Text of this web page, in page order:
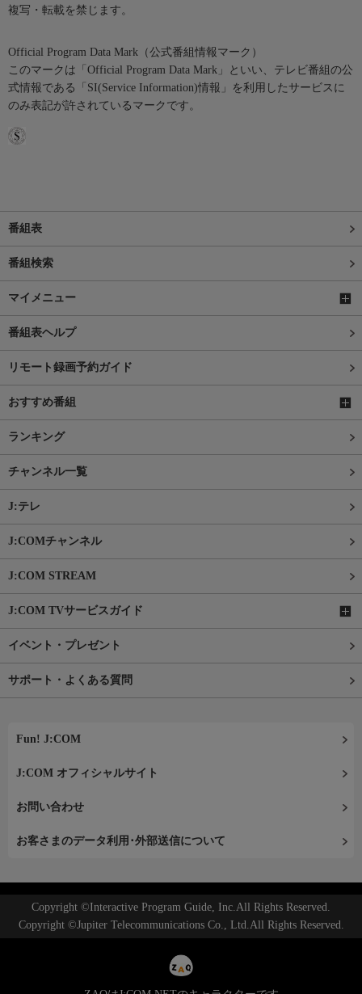
複写・転載を禁じます。
Official Program Data Mark（公式番組情報マーク）
このマークは「Official Program Data Mark」といい、テレビ番組の公
式情報である「SI(Service Information)情報」を利用したサービスに
のみ表記が許されているマークです。
番組表
番組検索
マイメニュー
番組表ヘルプ
リモート録画予約ガイド
おすすめ番組
ランキング
チャンネル一覧
J:テレ
J:COMチャンネル
J:COM STREAM
J:COM TVサービスガイド
イベント・プレゼント
サポート・よくある質問
Fun! J:COM
J:COM オフィシャルサイト
お問い合わせ
お客さまのデータ利用･外部送信について
Copyright ©Interactive Program Guide, Inc.All Rights Reserved.
Copyright ©Jupiter Telecommunications Co., Ltd.All Rights Reserved.